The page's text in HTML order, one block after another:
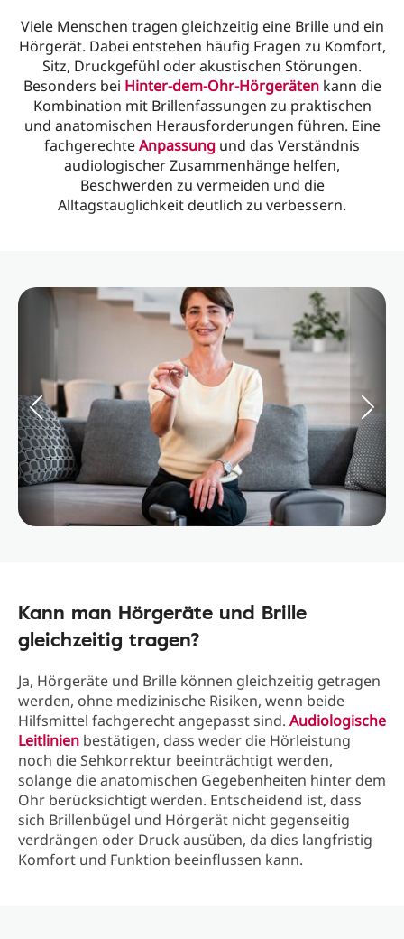
Viele Menschen tragen gleichzeitig eine Brille und ein
Hörgerät. Dabei entstehen häufig Fragen zu Komfort,
Sitz, Druckgefühl oder akustischen Störungen.
Besonders bei Hinter‑dem‑Ohr‑Hörgerätenkann die
Kombination mit Brillenfassungen zu praktischen
und anatomischen Herausforderungen führen. Eine
fachgerechteAnpassung und das Verständnis
audiologischer Zusammenhänge helfen,
Beschwerden zu vermeiden und die
Alltagstauglichkeit deutlich zu verbessern.
Kann man Hörgeräte und Brille
gleichzeitig tragen?
Ja, Hörgeräte und Brille können gleichzeitig getragen
werden, ohne medizinische Risiken, wenn beide
Hilfsmittel fachgerecht angepasst sind. Audiologische
Leitlinien bestätigen, dass weder die Hörleistung
noch die Sehkorrektur beeinträchtigt werden,
solange die anatomischen Gegebenheiten hinter dem
Ohr berücksichtigt werden. Entscheidend ist, dass
sich Brillenbügel und Hörgerät nicht gegenseitig
verdrängen oder Druck ausüben, da dies langfristig
Komfort und Funktion beeinflussen kann.